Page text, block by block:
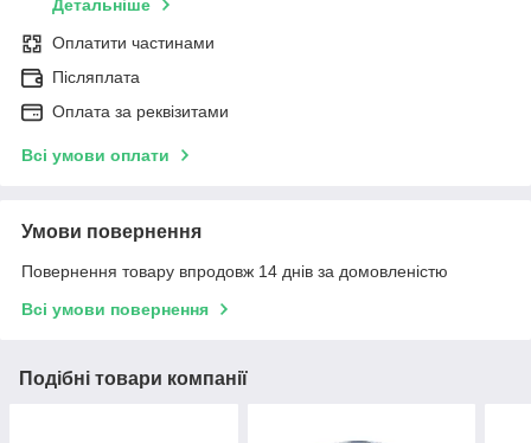
Детальніше
Оплатити частинами
Післяплата
Оплата за реквізитами
Всі умови оплати
Умови повернення
Повернення товару впродовж 14 днів за домовленістю
Всі умови повернення
Подібні товари компанії